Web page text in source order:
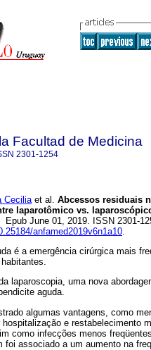
Facultad de Medicina
2301-1254
Ceciliaet al. Abcessos residuais
laparotômico vs.
Epub June 01, 2019. ISSN 2301-
anfamed2019v6n1a10.
é a emergência cirúrgica mais
laparoscopia, uma nova
aguda.
algumas vantagens, como
hospitalização e restabelecimento
como infecções menos
foi associado a um aumento na